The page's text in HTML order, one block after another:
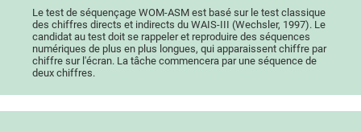
Le test de séquençage WOM-ASM est basé sur le test classique
des chiffres directs et indirects du WAIS-III (Wechsler, 1997). Le
candidat au test doit se rappeler et reproduire des séquences
numériques de plus en plus longues, qui apparaissent chiffre par
chiffre sur l'écran. La tâche commencera par une séquence de
deux chiffres.